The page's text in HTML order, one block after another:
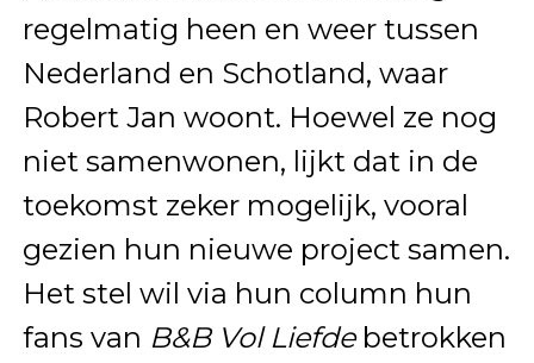
regelmatig heen en weer tussen
Nederland en Schotland, waar
Robert Jan woont. Hoewel ze nog
niet samenwonen, lijkt dat in de
toekomst zeker mogelijk, vooral
gezien hun nieuwe project samen.
Het stel wil via hun column hun
fans van B&B Vol Liefdebetrokken